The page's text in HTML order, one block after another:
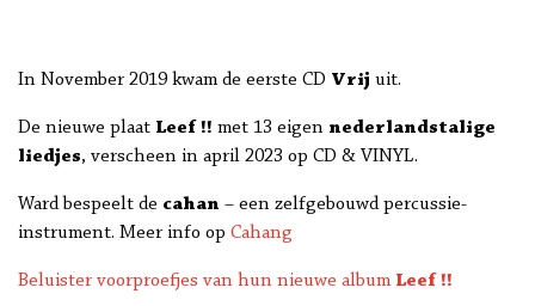
In November 2019 kwam de eerste CD Vrij uit.
De nieuwe plaat Leef !! met 13 eigen nederlandstalige
liedjes, verscheen in april 2023 op CD & VINYL.
Ward bespeelt de cahan – een zelfgebouwd percussie-
instrument. Meer info op Cahang
Beluister voorproefjes van hun nieuwe album Leef !!